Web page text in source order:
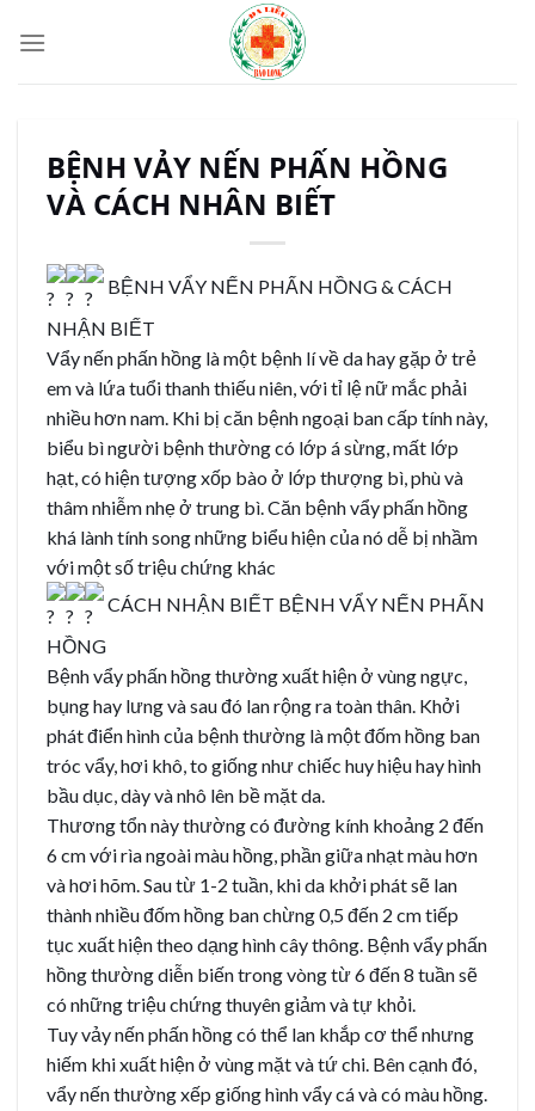
BỆNH VẢY NẾN PHẤN HỒNG
VÀ CÁCH NHÂN BIẾT
BỆNH VẨY NẾN PHẤN HỒNG & CÁCH
NHẬN BIẾT
Vẩy nến phấn hồng là một bệnh lí về da hay gặp ở trẻ
em và lứa tuổi thanh thiếu niên, với tỉ lệ nữ mắc phải
nhiều hơn nam. Khi bị căn bệnh ngoại ban cấp tính này,
biểu bì người bệnh thường có lớp á sừng, mất lớp
hạt, có hiện tượng xốp bào ở lớp thượng bì, phù và
thâm nhiễm nhẹ ở trung bì. Căn bệnh vẩy phấn hồng
khá lành tính song những biểu hiện của nó dễ bị nhầm
với một số triệu chứng khác
CÁCH NHẬN BIẾT BỆNH VẨY NẾN PHẤN
HỒNG
Bệnh vẩy phấn hồng thường xuất hiện ở vùng ngực,
bụng hay lưng và sau đó lan rộng ra toàn thân. Khởi
phát điển hình của bệnh thường là một đốm hồng ban
tróc vẩy, hơi khô, to giống như chiếc huy hiệu hay hình
bầu dục, dày và nhô lên bề mặt da.
Thương tổn này thường có đường kính khoảng 2 đến
6 cm với rìa ngoài màu hồng, phần giữa nhạt màu hơn
và hơi hõm. Sau từ 1-2 tuần, khi da khởi phát sẽ lan
thành nhiều đốm hồng ban chừng 0,5 đến 2 cm tiếp
tục xuất hiện theo dạng hình cây thông. Bệnh vẩy phấn
hồng thường diễn biến trong vòng từ 6 đến 8 tuần sẽ
có những triệu chứng thuyên giảm và tự khỏi.
Tuy vảy nến phấn hồng có thể lan khắp cơ thể nhưng
hiếm khi xuất hiện ở vùng mặt và tứ chi. Bên cạnh đó,
vẩy nến thường xếp giống hình vẩy cá và có màu hồng.